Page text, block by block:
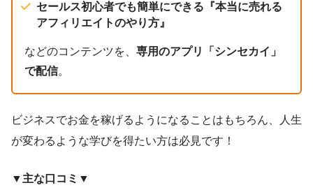
セールス初心者でも簡単にできる『本当に売れる
アフィリエイトのやり方』
などのコンテンツを、専用のアプリ「シンセカイ」
で配信。
ビジネスでお金を稼げるようになることはもちろん、人生
が変わるような学びを得たい方は必見です！
▼主な口コミ▼